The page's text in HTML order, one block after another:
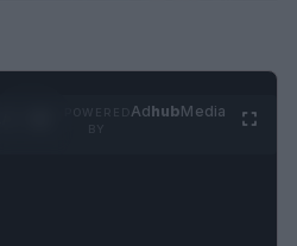
AdhubMedia